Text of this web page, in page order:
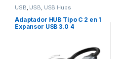
USB USB USB Hubs
Adaptador HUB Tipo C 2 en 1
Expansor USB 3.0 4